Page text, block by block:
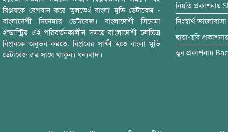
বিপ্লবকে বেগবান করে তুলতেই বাংলা মুভি ডেটাবেজ -
বাংলাদেশী সিনেমার ডেটাবেজ। বাংলাদেশী সিনেমা
ইন্ডাস্ট্রির এই পরিবর্তনকালীন সময়ে বাংলাদেশী চলচ্চিত্র
বিপ্লবকে অনুভব করতে, বিপ্লবের সাক্ষী হতে বাংলা মুভি
ডেটাবেজ এর সাথে থাকুন। ধন্যবাদ।
নিয়তি প্রকাশনায়
নিঃস্বার্থ ভালোবাসা
ছায়া-ছবি
ডুব প্রকাশনায়